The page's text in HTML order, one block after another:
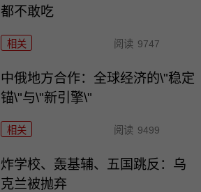
都不敢吃
相关 阅读 9747
中俄地方合作：全球经济的\"稳定
锚\"与\"新引擎\"
相关 阅读 9499
炸学校、轰基辅、五国跳反：乌
克兰被抛弃